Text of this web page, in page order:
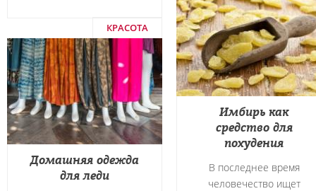
Имбирь как
средство для
похудения
В последнее время
человечество ищет
КРАСОТА
Домашняя одежда
для леди